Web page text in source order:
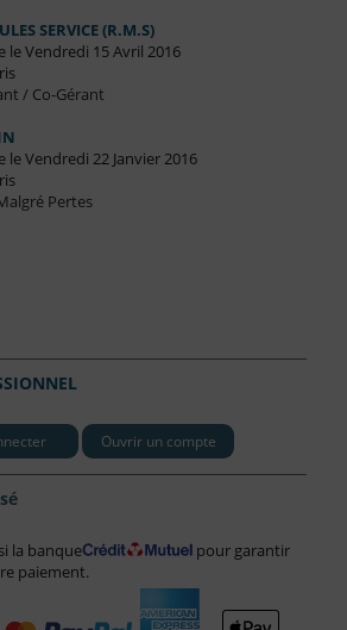
SERVICE (R.M.S)
le Vendredi 15 Avril 2016
/ Co-Gérant
Vendredi 22 Janvier 2016
Pertes
Ouvrir un compte
la banque
pour garantir
paiement.